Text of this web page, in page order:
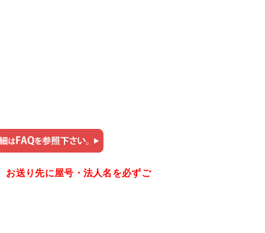
お送り先に屋号・法人名を必ずご